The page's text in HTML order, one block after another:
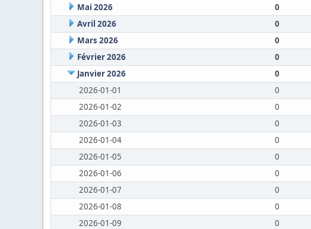
Mai 2026
0
Avril 2026
0
Mars 2026
0
Février 2026
0
Janvier 2026
0
2026-01-01
0
2026-01-02
0
2026-01-03
0
2026-01-04
0
2026-01-05
0
2026-01-06
0
2026-01-07
0
2026-01-08
0
2026-01-09
0